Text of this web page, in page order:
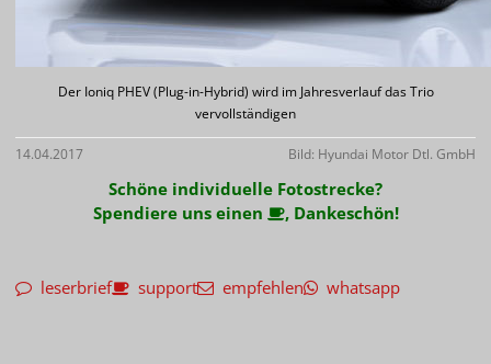
Der Ioniq PHEV (Plug-in-Hybrid) wird im Jahresverlauf das Trio
vervollständigen
14.04.2017 Bild: Hyundai Motor Dtl. GmbH
Schöne individuelle Fotostrecke?
Spendiere uns einen
, Dankeschön!
leserbrief support empfehlen whatsapp